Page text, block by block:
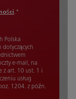
.*
Polska
e-mail, na
z art. 10 ust. 1 i
usług
1204. z późn.